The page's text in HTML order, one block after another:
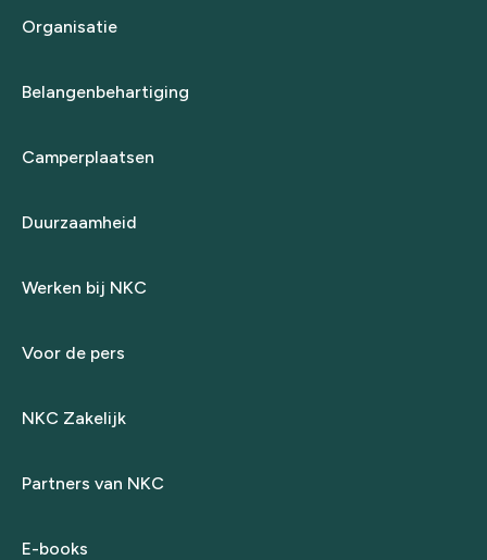
Organisatie
Belangenbehartiging
Camperplaatsen
Duurzaamheid
Werken bij NKC
Voor de pers
NKC Zakelijk
Partners van NKC
E-books